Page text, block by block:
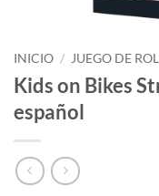
INICIO / JUEGO DE ROL
Kids on Bikes
español